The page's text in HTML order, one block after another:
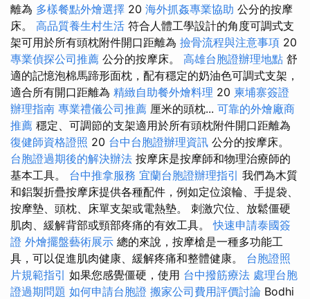
離為 多樣餐點外燴選擇 20 海外抓姦專業協助 公分的按摩
床。 高品質養生村生活 符合人體工學設計的角度可調式支
架可用於所有頭枕附件開口距離為 撿骨流程與注意事項 20
專業偵探公司推薦 公分的按摩床。 高雄台胞證辦理地點 舒
適的記憶泡棉馬蹄形面枕，配有穩定的奶油色可調式支架，
適合所有開口距離為 精緻自助餐外燴料理 20 柬埔寨簽證
辦理指南 專業禮儀公司推薦 厘米的頭枕... 可靠的外燴廠商
推薦 穩定、可調節的支架適用於所有頭枕附件開口距離為
復健師資格證照 20 台中台胞證辦理資訊 公分的按摩床。
台胞證過期後的解決辦法 按摩床是按摩師和物理治療師的
基本工具。 台中推拿服務 宜蘭台胞證辦理指引 我們為木質
和鋁製折疊按摩床提供各種配件，例如定位滾輪、手提袋、
按摩墊、頭枕、床單支架或電熱墊。 刺激穴位、放鬆僵硬
肌肉、緩解背部或頸部疼痛的有效工具。快速申請泰國簽
證 外燴擺盤藝術展示 總的來說，按摩槍是一種多功能工
具，可以促進肌肉健康、緩解疼痛和整體健康。 台胞證照
片規範指引 如果您感覺僵硬，使用 台中撥筋療法 處理台胞
證過期問題 如何申請台胞證 搬家公司費用評價討論 Bodhi